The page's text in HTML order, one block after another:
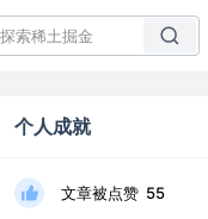
个人成就
文章被点赞 55